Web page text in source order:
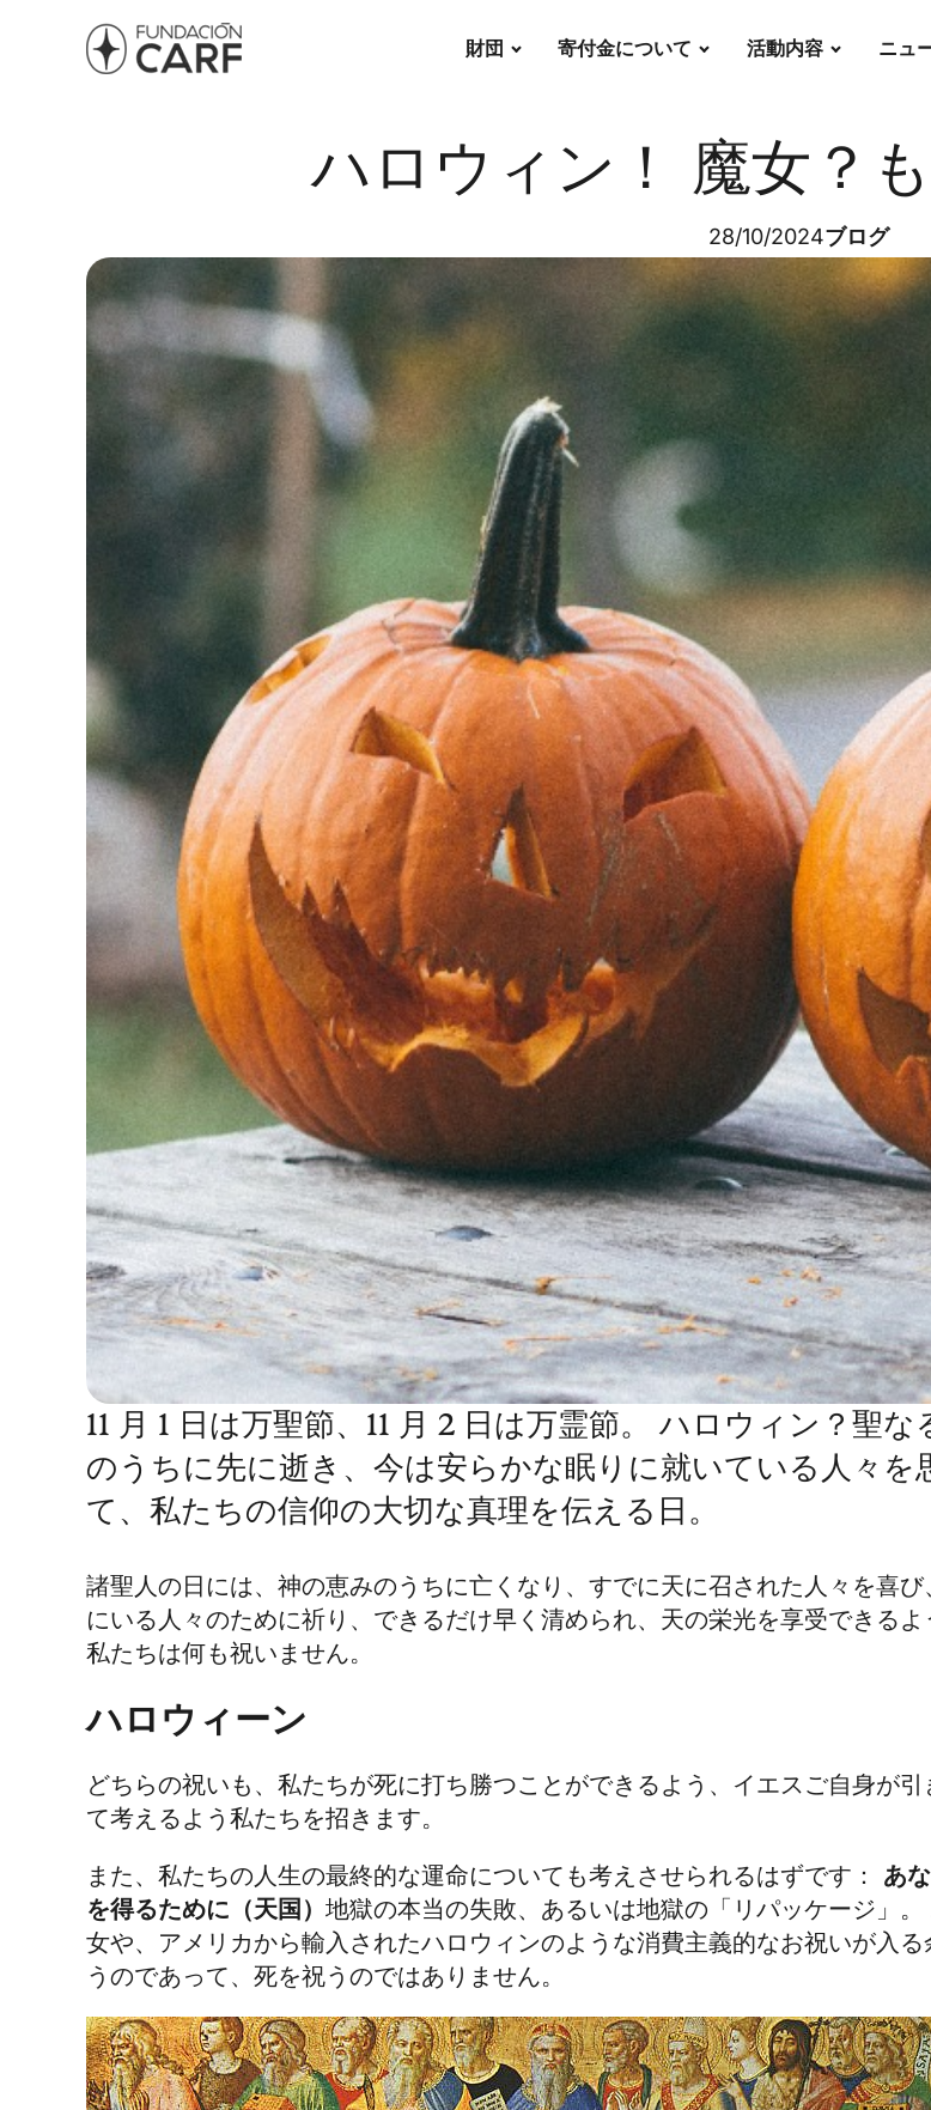
財団 寄付金について 活動内容 ニュ
ハロウィン！ 魔女？
28/10/2024ブログ
11 月 1 日は万聖節、11 月 2 日は万霊節。 ハロウィン？聖
のうちに先に逝き、今は安らかな眠りに就いている人々を
て、私たちの信仰の大切な真理を伝える日。
諸聖人の日には、神の恵みのうちに亡くなり、すでに天に召された人々を喜
にいる人々のために祈り、できるだけ早く清められ、天の栄光を享受できる
私たちは何も祝いません。
ハロウィーン
どちらの祝いも、私たちが死に打ち勝つことができるよう、イエスご自身が
て考えるよう私たちを招きます。
また、私たちの人生の最終的な運命についても考えさせられるはずです： あ
を得るために（天国） 地獄の本当の失敗、あるいは地獄の「リパッケージ」。
女や、アメリカから輸入されたハロウィンのような消費主義的なお祝いが入
うのであって、死を祝うのではありません。